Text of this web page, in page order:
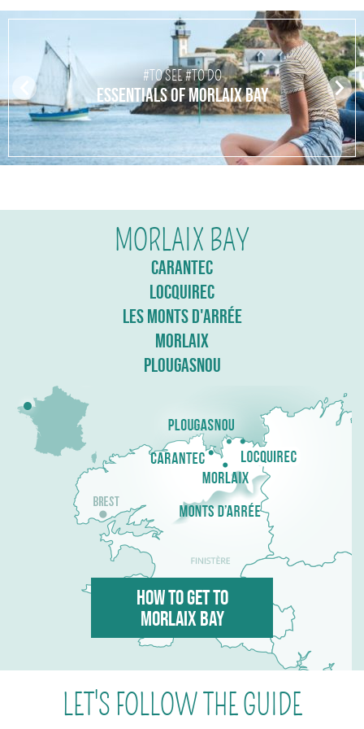
ev
io
us
#TO SEE #TO DO
ESSENTIALS OF MORLAIX BAY
N
ex
t
MORLAIX BAY
CARANTEC
LOCQUIREC
LES MONTS D'ARRÉE
MORLAIX
PLOUGASNOU
HOW TO GET TO
MORLAIX BAY
LET'S FOLLOW THE GUIDE